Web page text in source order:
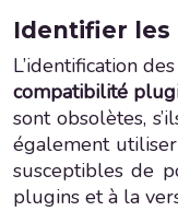
Identifier
L’identification
compatibilité
sont obsolètes,
également
susceptibles de
plugins et à la